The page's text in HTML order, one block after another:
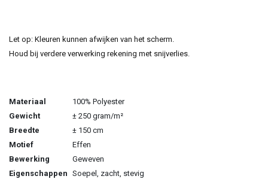
Let op: Kleuren kunnen afwijken van het scherm.
Houd bij verdere verwerking rekening met snijverlies.
Materiaal
100% Polyester
Gewicht
± 250 gram/m²
Breedte
± 150 cm
Motief
Effen
Bewerking
Geweven
Eigenschappen Soepel, zacht, stevig